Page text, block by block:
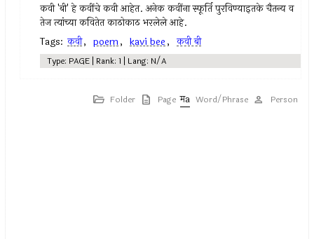
कवी 'बी' हे कवींचे कवी आहेत. अनेक कवींना स्फूर्ति पुरविण्याइतके चैतन्य व
तेज त्यांच्या कवितेत काठोकाठ भरलेले आहे.
Tags: कवी, poem, kavi bee, कवी बी
Type: PAGE | Rank: 1 | Lang: N/A
Folder Page Word/Phrase Person